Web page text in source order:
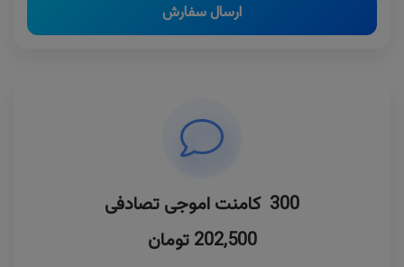
ارسال سفارش
300 کامنت اموجی تصادفی
202,500 تومان